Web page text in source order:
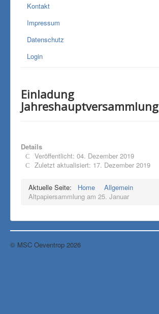
Kontakt
Impressum
Datenschutz
Login
Einladung
Jahreshauptversammlung
Details
Veröffentlicht: 04. Dezember 2019
Zuletzt aktualisiert: 17. Dezember 2019
Aktuelle Seite: Home
Allgemein
Altpapiersammlung am 25. Januar
© MSC Oeventrop 2026